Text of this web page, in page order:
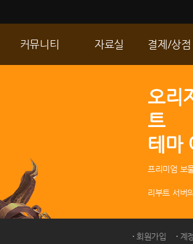
오리
트
테
프리미엄 보
리부트 서버
회원가입 계
커뮤니티
GM노트
자료실 결제/상점
마이
내 캐시